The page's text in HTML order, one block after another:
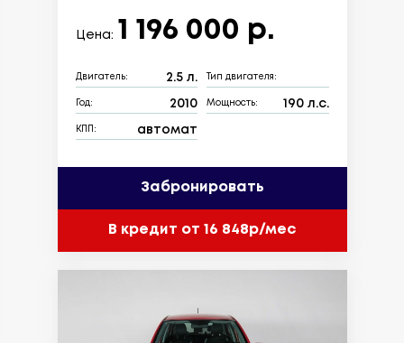
Цена: 1 196 000 р.
Двигатель: 2.5 л. Тип двигателя:
Год: 2010 Мощность: 190 л.с.
КПП: автомат
Забронировать
В кредит от 16 848р/мес